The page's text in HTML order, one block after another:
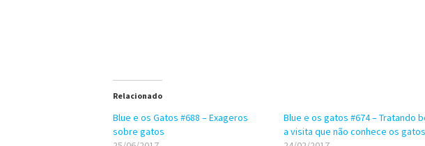
Relacionado
Blue e os Gatos #688 – Exageros
sobre gatos
Blue e os gatos #674 – Tratando
a visita que não conhece os gatos